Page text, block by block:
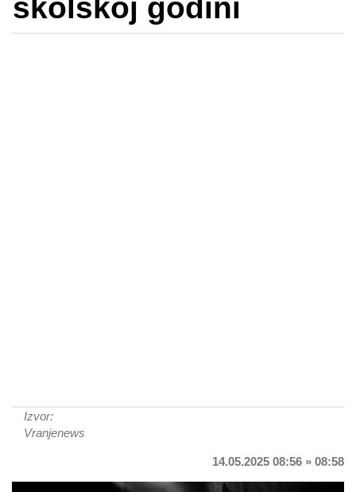
školskoj godini
Izvor:
Vranjenews
14.05.2025 08:56 » 08:58